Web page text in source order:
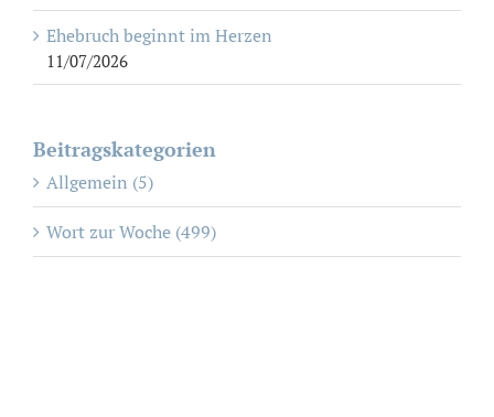
Ehebruch beginnt im Herzen
11/07/2026
Beitragskategorien
Allgemein (5)
Wort zur Woche (499)